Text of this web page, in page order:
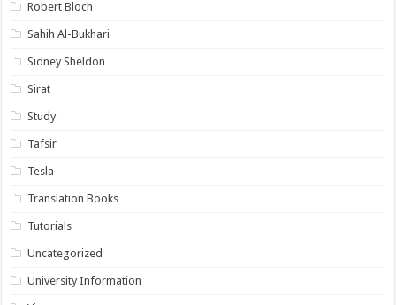
Robert Bloch
Sahih Al-Bukhari
Sidney Sheldon
Sirat
Study
Tafsir
Tesla
Translation Books
Tutorials
Uncategorized
University Information